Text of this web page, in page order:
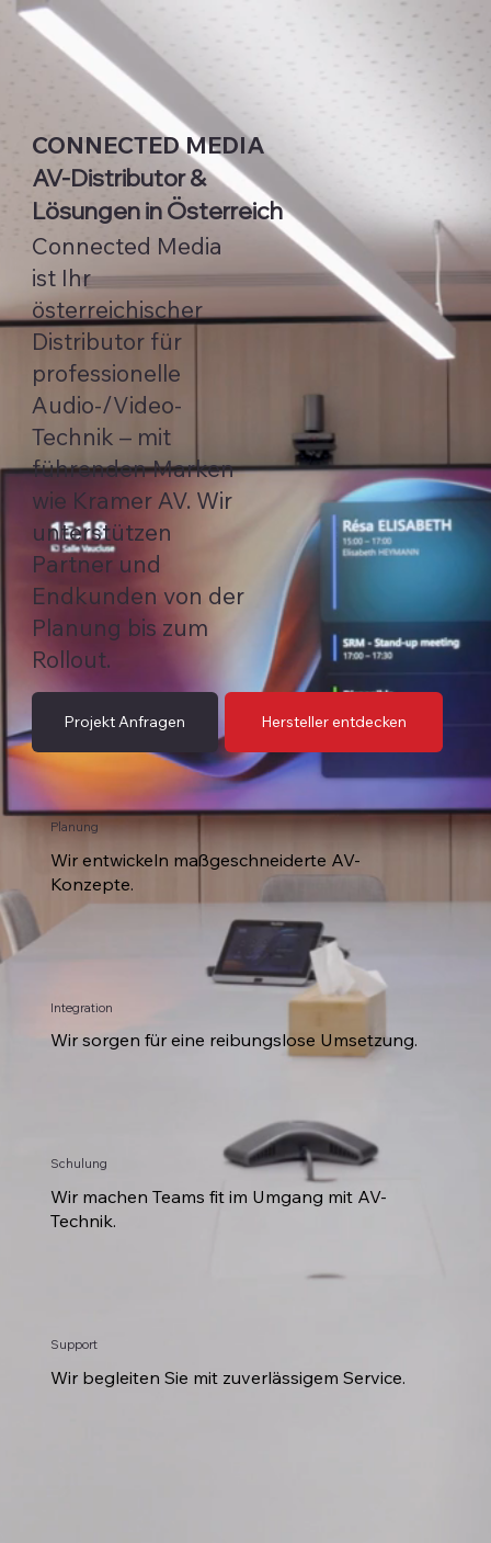
CONNECTED MEDIA
AV-Distributor &
Lösungen in Österreich
Connected Media
ist Ihr
österreichischer
Distributor für
professionelle
Audio-/Video-
Technik – mit
führenden Marken
wie Kramer AV. Wir
unterstützen
Partner und
Endkunden von der
Planung bis zum
Rollout.
Projekt Anfragen Hersteller entdecken
Planung
Wir entwickeln maßgeschneiderte AV-
Konzepte.
Integration
Wir sorgen für eine reibungslose Umsetzung.
Schulung
Wir machen Teams fit im Umgang mit AV-
Technik.
Support
Wir begleiten Sie mit zuverlässigem Service.